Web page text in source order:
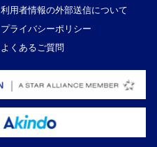
利用者情報の外部送信について
プライバシーポリシー
よくあるご質問